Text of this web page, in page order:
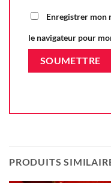
Enregistrer mon
le navigateur pour
PRODUITS